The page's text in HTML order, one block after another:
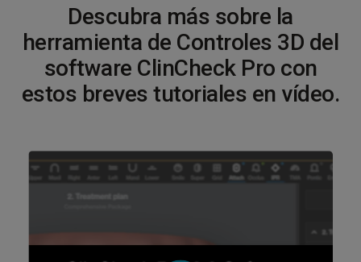
Descubra más sobre la
herramienta de Controles 3D del
software ClinCheck Pro con
estos breves tutoriales en vídeo.